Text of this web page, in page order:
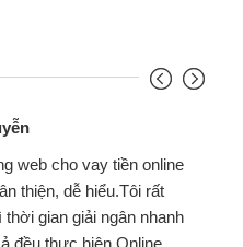
Đoàn Hữu Cảnh
Mình cần tiền gấp nên định
chiếc xe wave nhưng thật may đã
gói vay tiền bằng CMND online
cần gặp mặt nên rất tiện lợi, sẽ giới